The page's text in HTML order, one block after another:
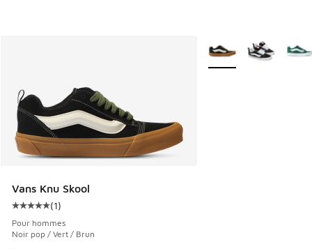
Vans Knu Skool
Cote moyenne du client - [5 sur 5 étoiles], 1 commentaires
(1)
Pour hommes
Noir pop / Vert / Brun
Plus de couleurs